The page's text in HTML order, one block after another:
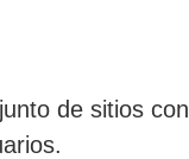
de sitios